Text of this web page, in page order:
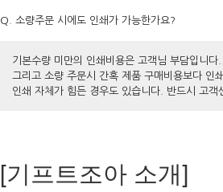
Q. 소량주문 시에도 인쇄가 가능한가요?
기본수량 미만의 인쇄비용은 고객님 부담입니다.
그리고 소량 주문시 간혹 제품 구매비용보다 인
인쇄 자체가 힘든 경우도 있습니다. 반드시 고객
[기프트조아 소개]